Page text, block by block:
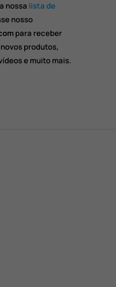
nossa lista de
nosso
para receber
produtos,
e muito mais.